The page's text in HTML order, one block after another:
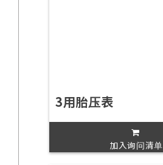
3用胎压表
加入询问清单